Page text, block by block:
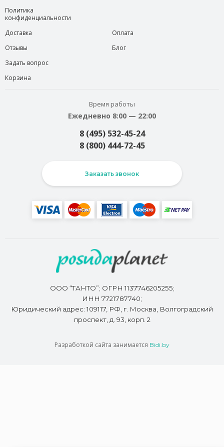
Политика
конфиденциальности
Доставка
Отзывы
Задать вопрос
Корзина
Оплата
Блог
Время работы
Ежедневно 8:00 — 22:00
8 (495) 532-45-24
8 (800) 444-72-45
Заказать звонок
ООО “ТАНТО”; ОГРН 1137746205255;
ИНН 7721787740;
Юридический адрес: 109117, РФ, г. Москва, Волгоградский
проспект, д. 93, корп. 2
Разработкой сайта занимается Bidi.by